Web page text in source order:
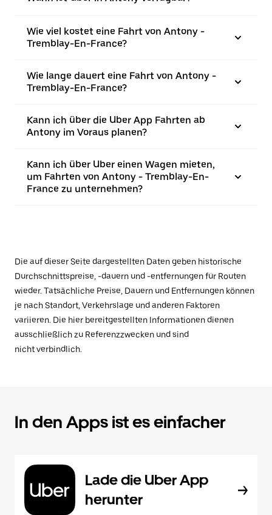
Wie viel kostet eine Fahrt von Antony -
Tremblay-En-France?
Wie lange dauert eine Fahrt von Antony -
Tremblay-En-France?
Kann ich über die Uber App Fahrten ab
Antony im Voraus planen?
Kann ich über Uber einen Wagen mieten,
um Fahrten von Antony - Tremblay-En-
France zu unternehmen?
Die auf dieser Seite dargestellten Daten geben historische
Durchschnittspreise, -dauern und -entfernungen für Routen
wieder. Tatsächliche Preise, Dauern und Entfernungen können
je nach Standort, Verkehrslage und anderen Faktoren
variieren. Die hier bereitgestellten Informationen dienen
ausschließlich zu Referenzzwecken und sind
nicht verbindlich.
In den Apps ist es einfacher
Lade die Uber App
herunter